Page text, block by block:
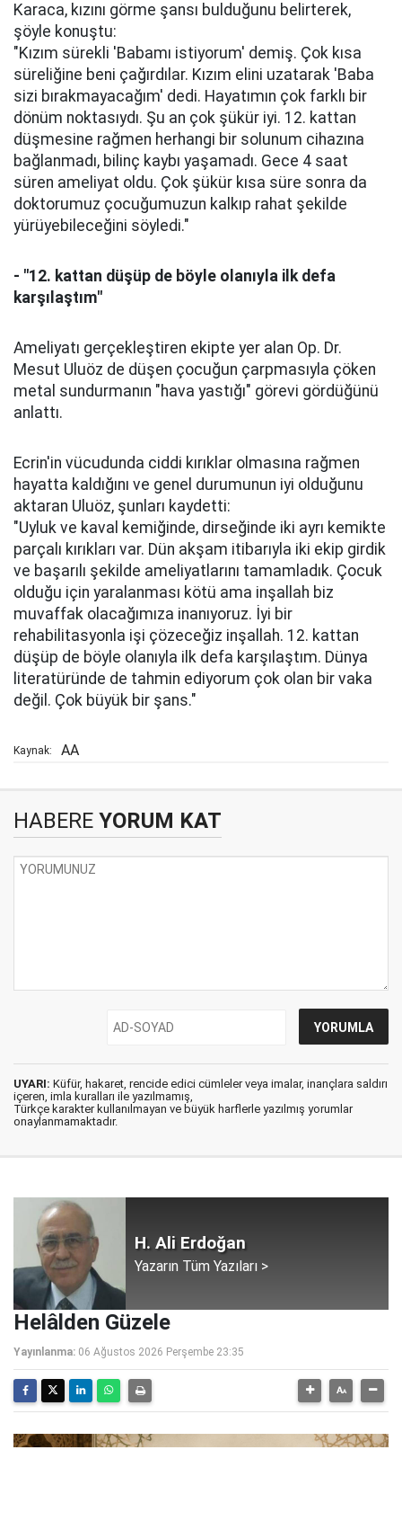
Karaca, kızını görme şansı bulduğunu belirterek,
şöyle konuştu:
"Kızım sürekli 'Babamı istiyorum' demiş. Çok kısa
süreliğine beni çağırdılar. Kızım elini uzatarak 'Baba
sizi bırakmayacağım' dedi. Hayatımın çok farklı bir
dönüm noktasıydı. Şu an çok şükür iyi. 12. kattan
düşmesine rağmen herhangi bir solunum cihazına
bağlanmadı, bilinç kaybı yaşamadı. Gece 4 saat
süren ameliyat oldu. Çok şükür kısa süre sonra da
doktorumuz çocuğumuzun kalkıp rahat şekilde
yürüyebileceğini söyledi."
- "12. kattan düşüp de böyle olanıyla ilk defa
karşılaştım"
Ameliyatı gerçekleştiren ekipte yer alan Op. Dr.
Mesut Uluöz de düşen çocuğun çarpmasıyla çöken
metal sundurmanın "hava yastığı" görevi gördüğünü
anlattı.
Ecrin'in vücudunda ciddi kırıklar olmasına rağmen
hayatta kaldığını ve genel durumunun iyi olduğunu
aktaran Uluöz, şunları kaydetti:
"Uyluk ve kaval kemiğinde, dirseğinde iki ayrı kemikte
parçalı kırıkları var. Dün akşam itibarıyla iki ekip girdik
ve başarılı şekilde ameliyatlarını tamamladık. Çocuk
olduğu için yaralanması kötü ama inşallah biz
muvaffak olacağımıza inanıyoruz. İyi bir
rehabilitasyonla işi çözeceğiz inşallah. 12. kattan
düşüp de böyle olanıyla ilk defa karşılaştım. Dünya
literatüründe de tahmin ediyorum çok olan bir vaka
değil. Çok büyük bir şans."
Kaynak: AA
HABERE YORUM KAT
UYARI: Küfür, hakaret, rencide edici cümleler veya imalar, inançlara saldırı
içeren, imla kuralları ile yazılmamış,
Türkçe karakter kullanılmayan ve büyük harflerle yazılmış yorumlar
onaylanmamaktadır.
H. Ali Erdoğan
Yazarın Tüm Yazıları >
Helâlden Güzele
Yayınlanma: 06 Ağustos 2026 Perşembe 23:35